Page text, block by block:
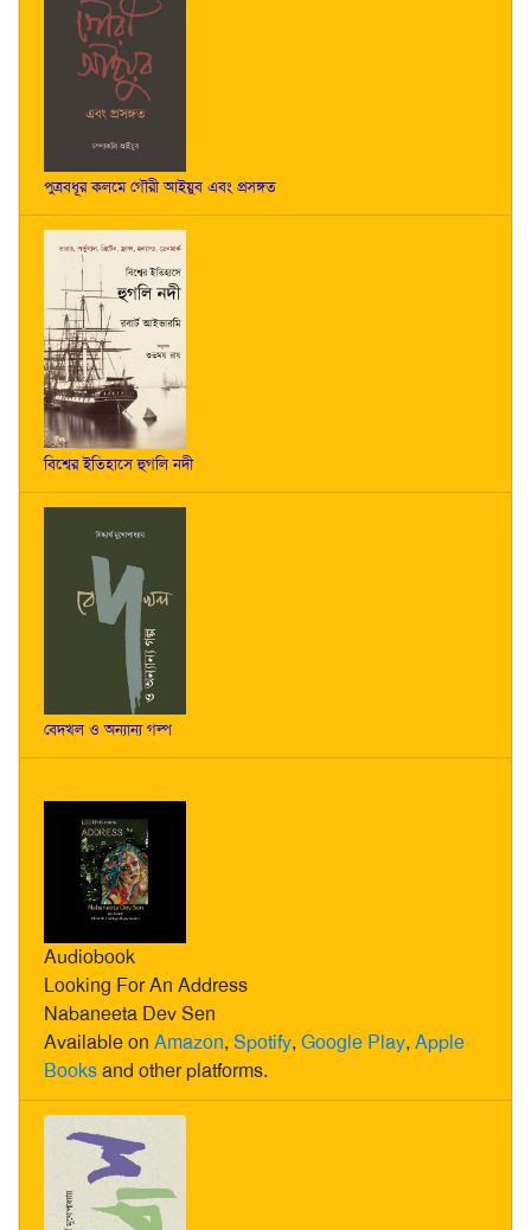
পুত্রবধূর কলমে গৌরী আইয়ুব এবং প্রসঙ্গত
বিশ্বের ইতিহাসে হুগলি নদী
বেদখল ও অন্যান্য গল্প
Audiobook
Looking For An Address
Nabaneeta Dev Sen
Available on Amazon, Spotify, Google Play, Apple
Booksand other platforms.